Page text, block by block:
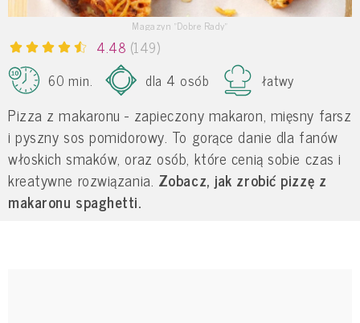
Magazyn "Dobre Rady"
4.48 (149)
60 min.
dla 4 osób łatwy
Pizza z makaronu - zapieczony makaron, mięsny farsz
i pyszny sos pomidorowy. To gorące danie dla fanów
włoskich smaków, oraz osób, które cenią sobie czas i
kreatywne rozwiązania. Zobacz, jak zrobić pizzę z
makaronu spaghetti.